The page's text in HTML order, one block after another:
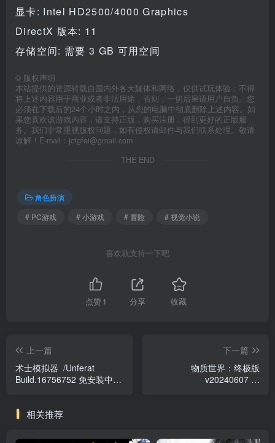
显卡: Intel HD2500/4000 Graphics
DirectX 版本: 11
存储空间: 需要 3 GB 可用空间
© 版权声明
本站提供的资源转载自国内外各大媒体和网络，仅供试玩体验；不得
将上述内容用于商业或者非法用途，否则，一切后果请用户自负。您
必须在下载后的24个小时之内，从您的电脑中彻底删除上述内容。如
果您喜欢该游戏内容，请支持正版，购买注册，得到更好的正版服
务。我们非常重视版权问题，如有侵权请邮件与我们联系处理。敬请
谅解！E-mail：jctgfei@gmail.com
THE END
角色扮演
# PC游戏
# 小游戏 # 冒险 # 视觉小说
喜欢就支持一下吧
点赞1 分享 收藏
上一篇
术士模拟器 /Unferat
Build.16756752 免安装中文
下一篇
​物质世界：终极版
v20240607 全
相关推荐